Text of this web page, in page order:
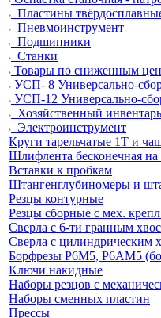
Пластины
Пневмоинструмент
Подшипники
Станки
Товары по сниженным
УСП- 8 Универсально-
УСП-12 Универсально-
Хозяйственный инвентарь
Электроинструмент
Круги тарельчатые 1Т и
Шлифлента бесконечная на
Вставки к пробкам
Штангенглубиномеры и
Резцы контурные
Резцы сборные с мех.
Сверла с 6-ти гранным
Сверла с цилиндрическим
Борфрезы Р6М5, Р6АМ5
Ключи накидные
Наборы резцов с
Наборы сменных пластин
Прессы